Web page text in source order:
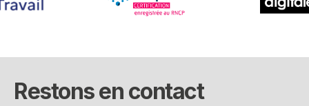
Restons en contact